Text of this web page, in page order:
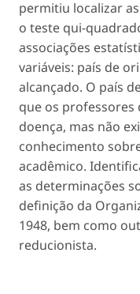
permitiu localizar
o teste qui-
associações
variáveis: país de
alcançado. O país
que os professores
doença, mas não
conhecimento
acadêmico.
as determinações
definição da
1948, bem como
reducionista.